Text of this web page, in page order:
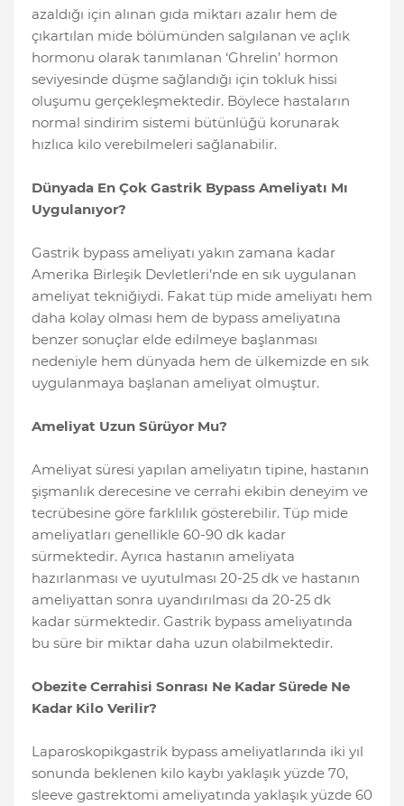
azaldığı için alınan gıda miktarı azalır hem de
çıkartılan mide bölümünden salgılanan ve açlık
hormonu olarak tanımlanan ‘Ghrelin’ hormon
seviyesinde düşme sağlandığı için tokluk hissi
oluşumu gerçekleşmektedir. Böylece hastaların
normal sindirim sistemi bütünlüğü korunarak
hızlıca kilo verebilmeleri sağlanabilir.
Dünyada En Çok Gastrik Bypass Ameliyatı Mı
Uygulanıyor?
Gastrik bypass ameliyatı yakın zamana kadar
Amerika Birleşik Devletleri’nde en sık uygulanan
ameliyat tekniğiydi. Fakat tüp mide ameliyatı hem
daha kolay olması hem de bypass ameliyatına
benzer sonuçlar elde edilmeye başlanması
nedeniyle hem dünyada hem de ülkemizde en sık
uygulanmaya başlanan ameliyat olmuştur.
Ameliyat Uzun Sürüyor Mu?
Ameliyat süresi yapılan ameliyatın tipine, hastanın
şişmanlık derecesine ve cerrahi ekibin deneyim ve
tecrübesine göre farklılık gösterebilir. Tüp mide
ameliyatları genellikle 60-90 dk kadar
sürmektedir. Ayrıca hastanın ameliyata
hazırlanması ve uyutulması 20-25 dk ve hastanın
ameliyattan sonra uyandırılması da 20-25 dk
kadar sürmektedir. Gastrik bypass ameliyatında
bu süre bir miktar daha uzun olabilmektedir.
Obezite Cerrahisi Sonrası Ne Kadar Sürede Ne
Kadar Kilo Verilir?
Laparoskopikgastrik bypass ameliyatlarında iki yıl
sonunda beklenen kilo kaybı yaklaşık yüzde 70,
sleeve gastrektomi ameliyatında yaklaşık yüzde 60